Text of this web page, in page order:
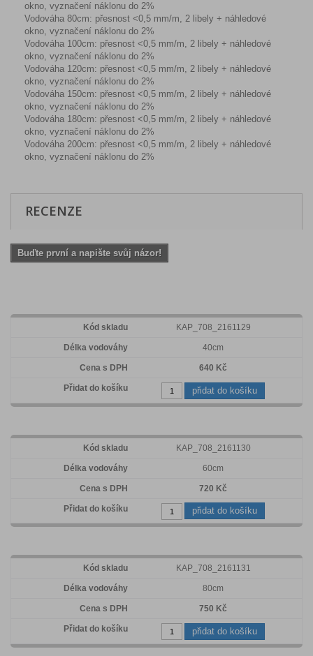
okno, vyznačení náklonu do 2%
Vodováha 80cm: přesnost <0,5 mm/m, 2 libely + náhledové
okno, vyznačení náklonu do 2%
Vodováha 100cm: přesnost <0,5 mm/m, 2 libely + náhledové
okno, vyznačení náklonu do 2%
Vodováha 120cm: přesnost <0,5 mm/m, 2 libely + náhledové
okno, vyznačení náklonu do 2%
Vodováha 150cm: přesnost <0,5 mm/m, 2 libely + náhledové
okno, vyznačení náklonu do 2%
Vodováha 180cm: přesnost <0,5 mm/m, 2 libely + náhledové
okno, vyznačení náklonu do 2%
Vodováha 200cm: přesnost <0,5 mm/m, 2 libely + náhledové
okno, vyznačení náklonu do 2%
RECENZE
Buďte první a napište svůj názor!
KAP_708_2161129
40cm
640 Kč
přidat do košíku
KAP_708_2161130
60cm
720 Kč
přidat do košíku
KAP_708_2161131
80cm
750 Kč
přidat do košíku